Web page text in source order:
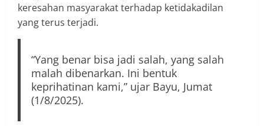
keresahan masyarakat terhadap ketidakadilan
yang terus terjadi.
“Yang benar bisa jadi salah, yang salah
malah dibenarkan. Ini bentuk
keprihatinan kami,” ujar Bayu, Jumat
(1/8/2025).